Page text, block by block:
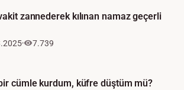
zannederek kılınan namaz geçerli
7.739
cümle kurdum, küfre düştüm mü?